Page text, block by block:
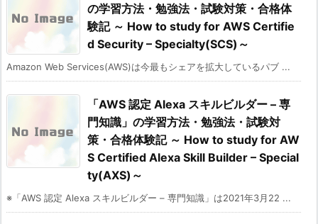
の学習方法・勉強法・試験対策・合格体
験記 ～ How to study for AWS Certifie
d Security – Specialty(SCS)～
Amazon Web Services(AWS)は今最もシェアを拡大しているパブ ...
「AWS 認定 Alexa スキルビルダー – 専
門知識」の学習方法・勉強法・試験対
策・合格体験記 ～ How to study for AW
S Certified Alexa Skill Builder – Special
ty(AXS)～
※「AWS 認定 Alexa スキルビルダー – 専門知識」は2021年3月22 ...